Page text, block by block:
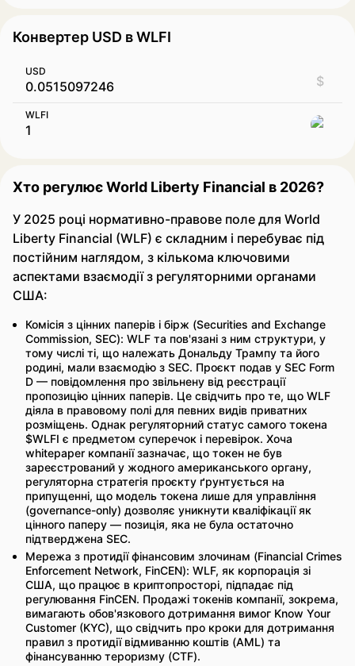
Конвертер USD в WLFI
USD
$
WLFI
Хто регулює World Liberty Financial в 2026?
У 2025 році нормативно-правове поле для World
Liberty Financial (WLF) є складним і перебуває під
постійним наглядом, з кількома ключовими
аспектами взаємодії з регуляторними органами
США:
Комісія з цінних паперів і бірж (Securities and Exchange
Commission, SEC): WLF та пов'язані з ним структури, у
тому числі ті, що належать Дональду Трампу та його
родині, мали взаємодію з SEC. Проєкт подав у SEC Form
D — повідомлення про звільнену від реєстрації
пропозицію цінних паперів. Це свідчить про те, що WLF
діяла в правовому полі для певних видів приватних
розміщень. Однак регуляторний статус самого токена
$WLFI є предметом суперечок і перевірок. Хоча
whitepaper компанії зазначає, що токен не був
зареєстрований у жодного американського органу,
регуляторна стратегія проєкту ґрунтується на
припущенні, що модель токена лише для управління
(governance-only) дозволяє уникнути кваліфікації як
цінного паперу — позиція, яка не була остаточно
підтверджена SEC.
Мережа з протидії фінансовим злочинам (Financial Crimes
Enforcement Network, FinCEN): WLF, як корпорація зі
США, що працює в криптопросторі, підпадає під
регулювання FinCEN. Продажі токенів компанії, зокрема,
вимагають обов'язкового дотримання вимог Know Your
Customer (KYC), що свідчить про кроки для дотримання
правил з протидії відмиванню коштів (AML) та
фінансуванню тероризму (CTF).